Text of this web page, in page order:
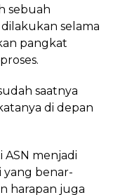
sebuah
selama
pangkat
saatnya
di depan
menjadi
yang benar-
harapan juga